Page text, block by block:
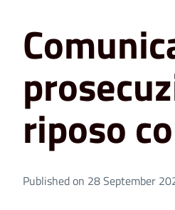
riposo
Published on 28 September